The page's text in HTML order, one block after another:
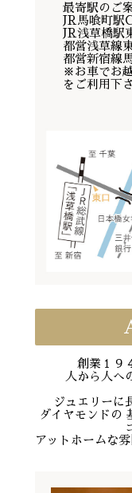
最寄駅のご
JR馬喰町駅
JR浅草橋駅
都営浅草線
都営新宿線
※お車でお
をご利用下
創業１９
人から人へ
ジュエリーに
ダイヤモンドの
アットホームな